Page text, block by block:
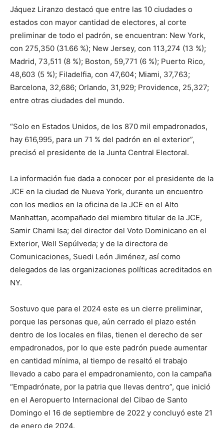
Jáquez Liranzo destacó que entre las 10 ciudades o
estados con mayor cantidad de electores, al corte
preliminar de todo el padrón, se encuentran: New York,
con 275,350 (31.66 %); New Jersey, con 113,274 (13 %);
Madrid, 73,511 (8 %); Boston, 59,771 (6 %); Puerto Rico,
48,603 (5 %); Filadelfia, con 47,604; Miami, 37,763;
Barcelona, 32,686; Orlando, 31,929; Providence, 25,327;
entre otras ciudades del mundo.
“Solo en Estados Unidos, de los 870 mil empadronados,
hay 616,995, para un 71 % del padrón en el exterior”,
precisó el presidente de la Junta Central Electoral.
La información fue dada a conocer por el presidente de la
JCE en la ciudad de Nueva York, durante un encuentro
con los medios en la oficina de la JCE en el Alto
Manhattan, acompañado del miembro titular de la JCE,
Samir Chami Isa; del director del Voto Dominicano en el
Exterior, Well Sepúlveda; y de la directora de
Comunicaciones, Suedi León Jiménez, así como
delegados de las organizaciones políticas acreditados en
NY.
Sostuvo que para el 2024 este es un cierre preliminar,
porque las personas que, aún cerrado el plazo estén
dentro de los locales en filas, tienen el derecho de ser
empadronados, por lo que este padrón puede aumentar
en cantidad mínima, al tiempo de resaltó el trabajo
llevado a cabo para el empadronamiento, con la campaña
“Empadrónate, por la patria que llevas dentro”, que inició
en el Aeropuerto Internacional del Cibao de Santo
Domingo el 16 de septiembre de 2022 y concluyó este 21
de enero de 2024.